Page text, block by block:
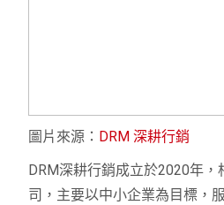
圖片來源： DRM 深耕行銷
DRM深耕行銷成立於2020年
司，主要以中小企業為目標，